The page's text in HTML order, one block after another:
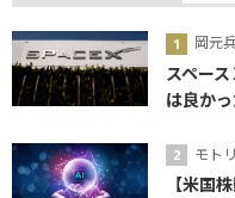
岡元
スペー
は良か
モト
【米国